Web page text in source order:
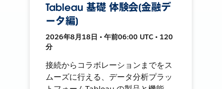
Tableau 基礎 体験会[金融デ
ータ編]
2026年8月18日 • 午前06:00 UTC • 120
分
接続からコラボレーションまでをス
ムーズに行える、データ分析プラッ